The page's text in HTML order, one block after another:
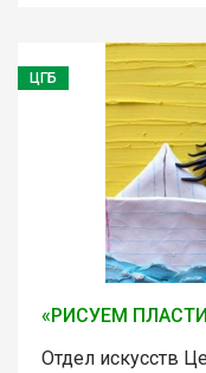
ЦГБ
«РИСУЕМ
Отдел искусств